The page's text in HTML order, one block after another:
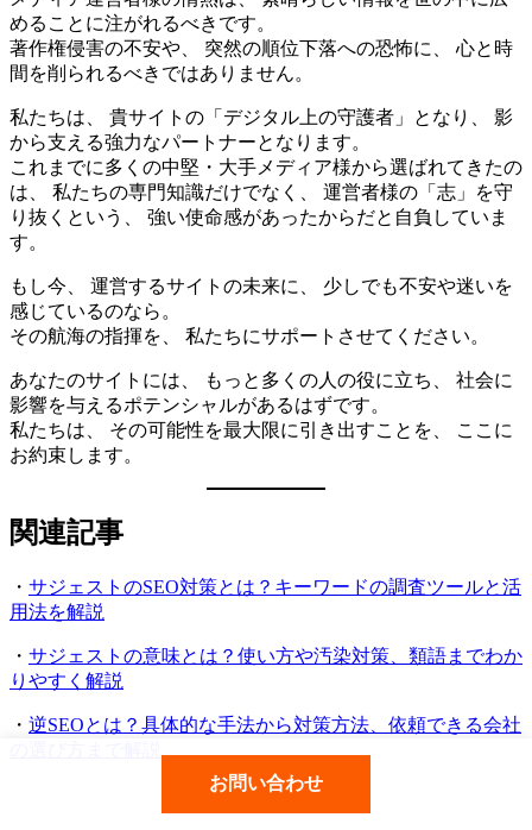
めることに注がれるべきです。
著作権侵害の不安や、 突然の順位下落への恐怖に、 心と時
間を削られるべきではありません。
私たちは、 貴サイトの「デジタル上の守護者」となり、 影
から支える強力なパートナーとなります。
これまでに多くの中堅・大手メディア様から選ばれてきたの
は、 私たちの専門知識だけでなく、 運営者様の「志」を守
り抜くという、 強い使命感があったからだと自負していま
す。
もし今、 運営するサイトの未来に、 少しでも不安や迷いを
感じているのなら。
その航海の指揮を、 私たちにサポートさせてください。
あなたのサイトには、 もっと多くの人の役に立ち、 社会に
影響を与えるポテンシャルがあるはずです。
私たちは、 その可能性を最大限に引き出すことを、 ここに
お約束します。
関連記事
・ サジェストのSEO対策とは？キーワードの調査ツールと活
用法を解説
・ サジェストの意味とは？使い方や汚染対策、類語までわか
りやすく解説
・ 逆SEOとは？具体的な手法から対策方法、依頼できる会社
お問い合わせ